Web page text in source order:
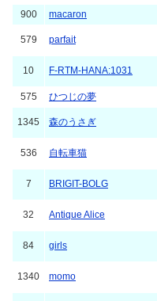
900
macaron
579 parfait
10 F-RTM-HANA:1031
575 ひつじの夢
1345 森のうさぎ
536 自転車猫
7 BRIGIT-BOLG
32 Antique Alice
84 girls
1340 momo